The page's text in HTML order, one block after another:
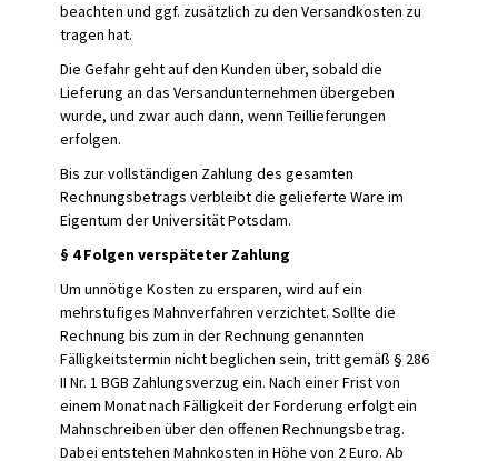
beachten und ggf. zusätzlich zu den Versandkosten zu
tragen hat.
Die Gefahr geht auf den Kunden über, sobald die
Lieferung an das Versandunternehmen übergeben
wurde, und zwar auch dann, wenn Teillieferungen
erfolgen.
Bis zur vollständigen Zahlung des gesamten
Rechnungsbetrags verbleibt die gelieferte Ware im
Eigentum der Universität Potsdam.
§ 4 Folgen verspäteter Zahlung
Um unnötige Kosten zu ersparen, wird auf ein
mehrstufiges Mahnverfahren verzichtet. Sollte die
Rechnung bis zum in der Rechnung genannten
Fälligkeitstermin nicht beglichen sein, tritt gemäß § 286
II Nr. 1 BGB Zahlungsverzug ein. Nach einer Frist von
einem Monat nach Fälligkeit der Forderung erfolgt ein
Mahnschreiben über den offenen Rechnungsbetrag.
Dabei entstehen Mahnkosten in Höhe von 2 Euro. Ab